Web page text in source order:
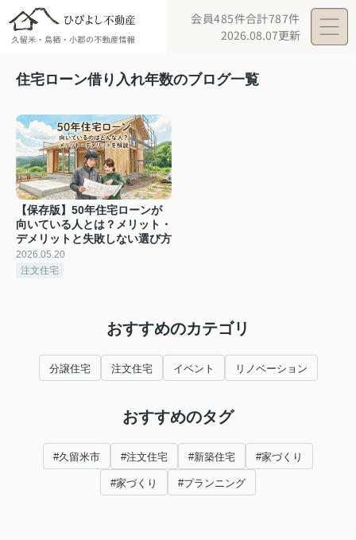
会員485件合計787件
2026.08.07更新
住宅ローン借り入れ年数のブログ一覧
【保存版】50年住宅ローンが
向いている人とは？メリット・
デメリットと失敗しない選び方
2026.05.20
注文住宅
おすすめのカテゴリ
分譲住宅 注文住宅 イベント リノベーション
おすすめのタグ
#久留米市 #注文住宅 #新築住宅 #家づくり
#家づくり #プランニング